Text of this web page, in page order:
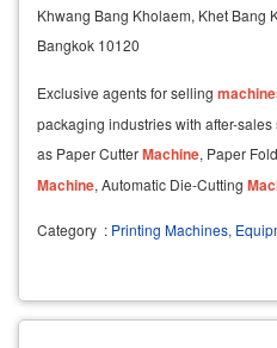
Khwang Bang Kholaem, Khet Bang
Bangkok 10120
Exclusive agents for selling
packaging industries with after-
as Paper CutterMachine, Paper
Machine, Automatic Die-Cutting
Category : Printing Machines,